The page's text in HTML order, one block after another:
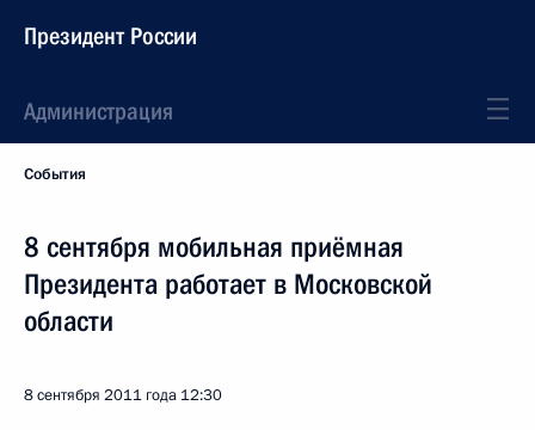
Президент России
Администрация
События
8 сентября мобильная приёмная
Президента работает в Московской
области
8 сентября 2011 года 12:30